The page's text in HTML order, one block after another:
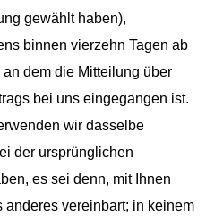
gewählt haben),
binnen vierzehn Tagen ab
dem die Mitteilung über
bei uns eingegangen ist.
wir dasselbe
der ursprünglichen
es sei denn, mit Ihnen
vereinbart; in keinem